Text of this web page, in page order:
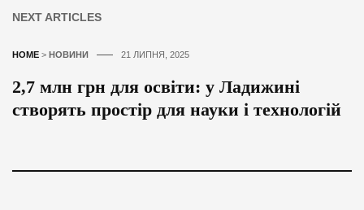
NEXT ARTICLES
HOME > НОВИНИ 21 ЛИПНЯ, 2025
2,7 млн грн для освіти: у Ладижині
створять простір для науки і технологій